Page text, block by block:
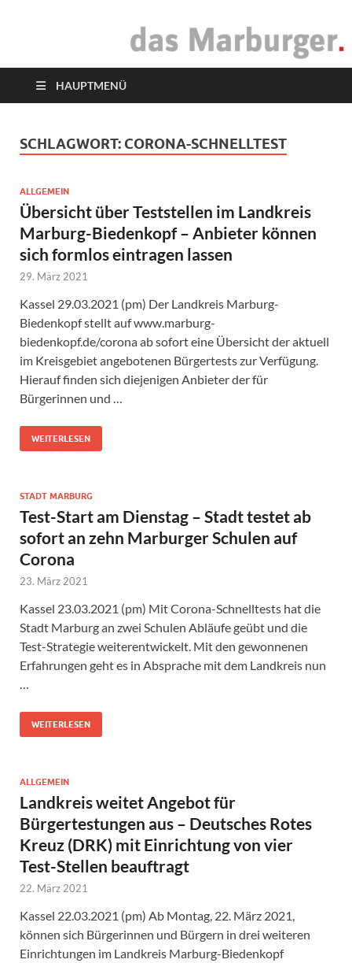
das Marburger.
HAUPTMENÜ
SCHLAGWORT: CORONA-SCHNELLTEST
ALLGEMEIN
Übersicht über Teststellen im Landkreis
Marburg-Biedenkopf – Anbieter können
sich formlos eintragen lassen
29. März 2021
Kassel 29.03.2021 (pm) Der Landkreis Marburg-
Biedenkopf stellt auf www.marburg-
biedenkopf.de/corona ab sofort eine Übersicht der aktuell
im Kreisgebiet angebotenen Bürgertests zur Verfügung.
Hierauf finden sich diejenigen Anbieter der für
Bürgerinnen und …
WEITERLESEN
STADT MARBURG
Test-Start am Dienstag – Stadt testet ab
sofort an zehn Marburger Schulen auf
Corona
23. März 2021
Kassel 23.03.2021 (pm) Mit Corona-Schnelltests hat die
Stadt Marburg an zwei Schulen Abläufe geübt und die
Test-Strategie weiterentwickelt. Mit den gewonnenen
Erfahrungen geht es in Absprache mit dem Landkreis nun
WEITERLESEN
ALLGEMEIN
Landkreis weitet Angebot für
Bürgertestungen aus – Deutsches Rotes
Kreuz (DRK) mit Einrichtung von vier
Test-Stellen beauftragt
22. März 2021
Kassel 22.03.2021 (pm) Ab Montag, 22. März 2021,
können sich Bürgerinnen und Bürgern in drei weiteren
Einrichtungen im Landkreis Marburg-Biedenkopf